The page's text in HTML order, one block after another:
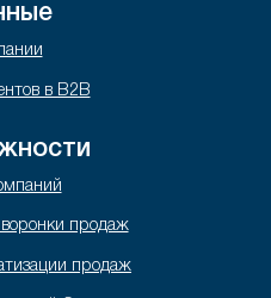
в B2B
продаж
продаж